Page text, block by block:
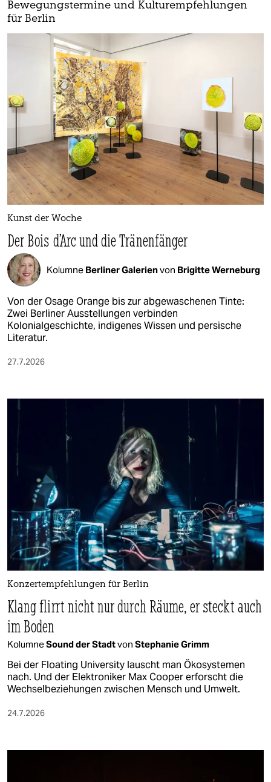
Bewegungstermine und Kulturempfehlungen
für Berlin
Kunst der Woche
Der Bois d’Arc und die Tränenfänger
Kolumne Berliner Galerienvon Brigitte Werneburg
Von der Osage Orange bis zur abgewaschenen Tinte:
Zwei Berliner Ausstellungen verbinden
Kolonialgeschichte, indigenes Wissen und persische
Literatur.
27.7.2026
Konzertempfehlungen für Berlin
Klang flirrt nicht nur durch Räume, er steckt auch
im Boden
KolumneSound der Stadtvon Stephanie Grimm
Bei der Floating University lauscht man Ökosystemen
nach. Und der Elektroniker Max Cooper erforscht die
Wechselbeziehungen zwischen Mensch und Umwelt.
24.7.2026